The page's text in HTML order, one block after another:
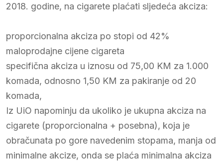
2018. godine, na cigarete plaćati sljedeća akciza:
proporcionalna akciza po stopi od 42%
maloprodajne cijene cigareta
specifična akciza u iznosu od 75,00 KM za 1.000
komada, odnosno 1,50 KM za pakiranje od 20
komada,
Iz UiO napominju da ukoliko je ukupna akciza na
cigarete (proporcionalna + posebna), koja je
obračunata po gore navedenim stopama, manja od
minimalne akcize, onda se plaća minimalna akciza